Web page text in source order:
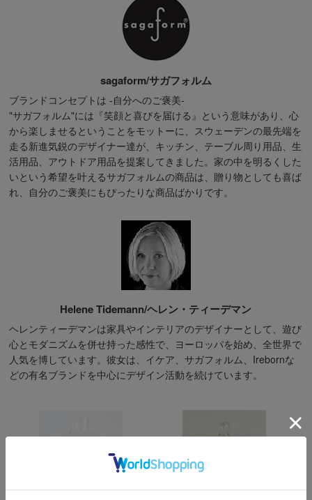
sagaform/サガフォルム
ブランドコンセプトは -自分へのご褒美-
"サガフォルム"には『笑顔と喜びを届ける』という意味があり、心
から楽しませるということをモットーに、スウェーデンの最先端を
走る新進気鋭のデザイナー達が、キッチン、テーブル周り用品、生
活用品、アウトドア用品を提案してきました。家の中を明るくした
いという希望を叶えるサガフォルムの商品は、贈り物としても喜ば
れ、自分のご褒美にもぴったりな商品ばかりです。
Helene Tidemann/ヘレン・ティーデマン
ヘレンティーデマンは家具やインテリアのデザイナーとして、遊び
心とモダニズムを併せ持った感性で、ヨーロッパを始め、全世界で
人気を博しています。彼女は、イケア、サガフォルム、Irebornな
どの有名ブランドを中心にデザイン活動を続けています。